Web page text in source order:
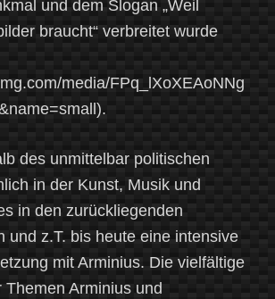
und dem Slogan „Weil
braucht“ verbreitet wurde
media/FPq_lXoXEAoNNg
des unmittelbar politischen
in der Kunst, Musik und
in den zurückliegenden
und z.T. bis heute eine intensive
mit Arminius. Die vielfältige
Themen Arminius und